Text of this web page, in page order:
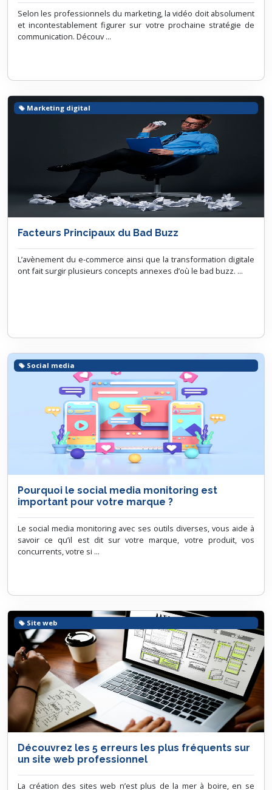
Selon les professionnels du marketing, la vidéo doit absolument
et incontestablement figurer sur votre prochaine stratégie de
communication. Découv ...
Facteurs Principaux du Bad Buzz
L’avènement du e-commerce ainsi que la transformation digitale
ont fait surgir plusieurs concepts annexes d’où le bad buzz. ...
Marketing digital
Pourquoi le social media monitoring est
important pour votre marque ?
Le social media monitoring avec ses outils diverses, vous aide à
savoir ce qu’il est dit sur votre marque, votre produit, vos
concurrents, votre si ...
Social media
Découvrez les 5 erreurs les plus fréquents sur
un site web professionnel
La création des sites web n’est plus de la mer à boire, en se
Site web